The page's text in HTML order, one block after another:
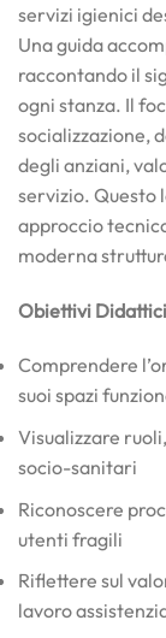
servizi igienici
Una guida
raccontando il
ogni stanza. Il
socializzazione,
degli anziani,
servizio. Questo
approccio
moderna
Obiettivi Didattici
Comprendere
suoi spazi
Visualizzare
socio-sanitari
Riconoscere
utenti fragili
Riflettere sul
lavoro